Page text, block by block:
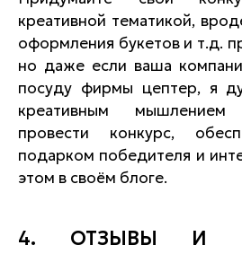
креативной тематикой,
оформления букетов и т.д.
но даже если ваша
посуду фирмы цептер, я
креативным
провести конкурс,
подарком победителя и
этом в своём блоге.
4. ОТЗЫВЫ И